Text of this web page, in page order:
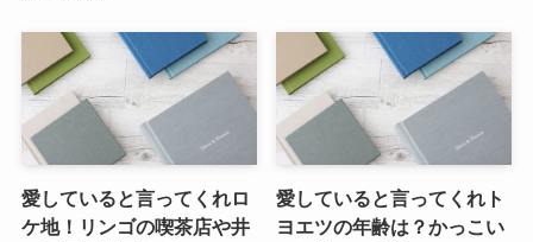
愛していると言ってくれロ
ケ地！リンゴの喫茶店や井
愛していると言ってくれト
ヨエツの年齢は？かっこい